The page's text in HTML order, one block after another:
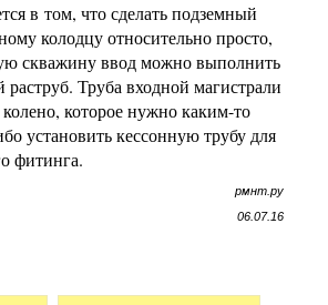
в том, что сделать подземный
колодцу относительно просто,
скважину ввод можно выполнить
раструб. Труба входной магистрали
которое нужно каким-то
установить кессонную трубу для
фитинга.
рмнт.ру
06.07.16